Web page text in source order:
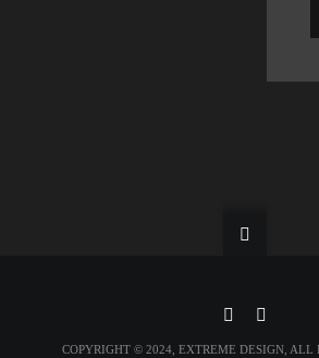
COPYRIGHT © 2024, EXTREME DESIGN, ALL